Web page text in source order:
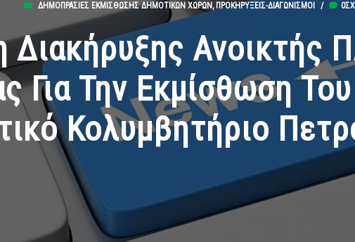
ΔΗΜΟΠΡΑΣΊΕΣ ΕΚΜΊΣΘΩΣΗΣ ΔΗΜΟΤΙΚΏΝ ΧΏΡΩΝ , ΠΡΟΚΗΡΎΞΕΙΣ-ΔΙΑΓΩΝΙΣΜΟΊ /
Διακήρυξης Ανοικτής
Για Την Εκμίσθωση
Κολυμβητήριο